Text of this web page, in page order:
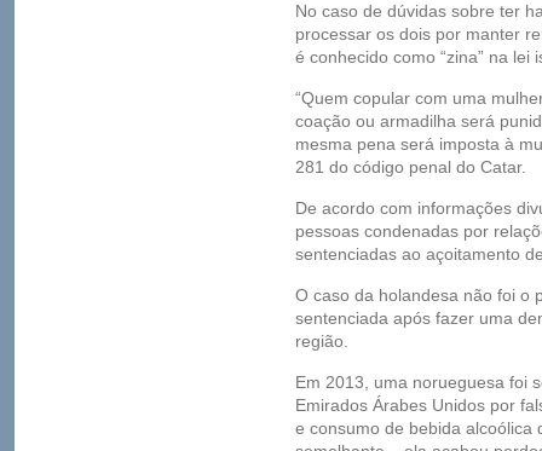
No caso de dúvidas sobre ter
processar os dois por manter
é conhecido como “zina” na lei
“Quem copular com uma
coação ou armadilha será
mesma pena será imposta à
281 do código penal do Catar.
De acordo com informações
pessoas condenadas por
sentenciadas ao açoitamento
O caso da holandesa não foi o
sentenciada após fazer uma
região.
Em 2013, uma norueguesa foi
Emirados Árabes Unidos por
e consumo de bebida alcoólica